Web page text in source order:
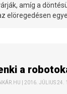
amíg a
elöregedésen
a
| 2016. JÚLIUS 24.